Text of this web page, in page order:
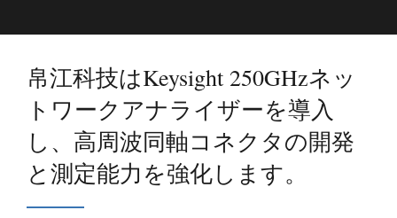
帛江科技はKeysight 250GHzネッ
トワークアナライザーを導入
し、高周波同軸コネクタの開発
と測定能力を強化します。